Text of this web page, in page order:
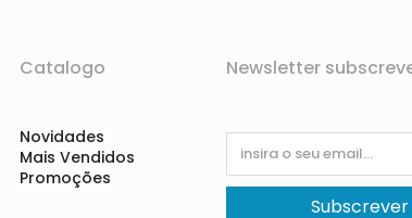
Catalogo
Novidades
Mais Vendidos
Promoções
Newsletter
Subscrever